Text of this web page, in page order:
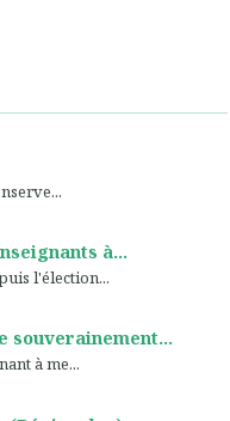
à...
l'élection...
souverainement...
à me...